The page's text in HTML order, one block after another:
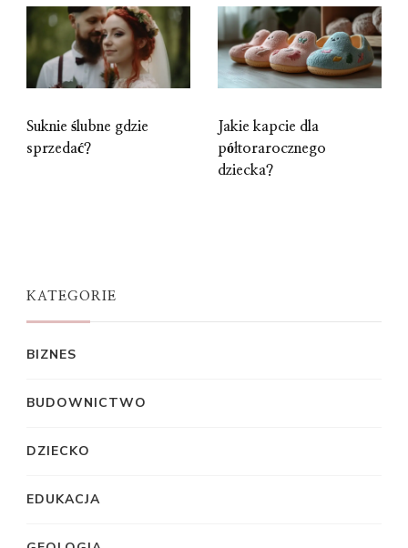
Suknie ślubne gdzie
sprzedać?
Jakie kapcie dla
półtorarocznego
dziecka?
KATEGORIE
BIZNES
BUDOWNICTWO
DZIECKO
EDUKACJA